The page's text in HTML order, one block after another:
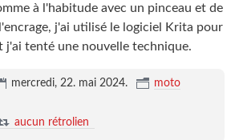
à l'habitude avec un pinceau et de
j'ai utilisé le logiciel Krita pour
j'ai tenté une nouvelle technique.
mercredi, 22. mai 2024.
moto
aucun rétrolien